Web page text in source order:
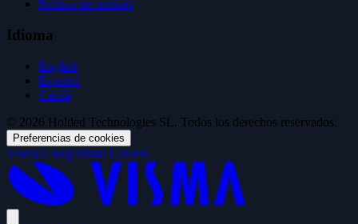
Política de cookies
Idioma
English
Español
Català
© 2026 Holded Technologies SL. Todos los derechos reservados.
Preferencias de cookies
Visma GroupVisma Careers